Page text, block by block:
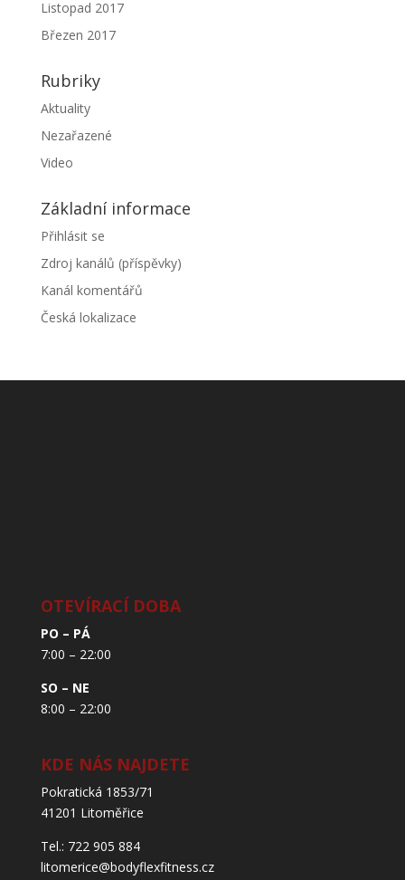
Listopad 2017
Březen 2017
Rubriky
Aktuality
Nezařazené
Video
Základní informace
Přihlásit se
Zdroj kanálů (příspěvky)
Kanál komentářů
Česká lokalizace
OTEVÍRACÍ DOBA
PO – PÁ
7:00 – 22:00
SO – NE
8:00 – 22:00
KDE NÁS NAJDETE
Pokratická 1853/71
41201 Litoměřice
Tel.: 722 905 884
litomerice@bodyflexfitness.cz